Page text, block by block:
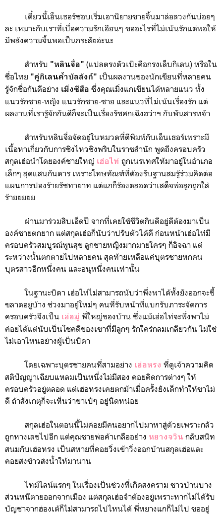
เดี๋ยวนี้เอ็นเธอร์ชอบเริ่มเอานิยายขายจิ้นมาล่อลวงกันบ่อยๆ
ละ เหมาะกับเราที่เบื่อความรักเอียนๆ ขออะไรที่ไม่เน้นรักแต่พอให้
มีพลังความจิ้นพอเป็นกระสัยอ่ะนะ
สำหรับ "หลินจื่อ" (แปลตรงตัวเป๊ะคือกรงเล็บกิเลน) หรือใน
ชื่อไทย "คู่กิเลนค้ำบัลลังก์" เป็นผลงานของนักเขียนที่หลายคน
รู้จักชื่อกันดีอย่าง เมิ่งซีสือ ซึ่งคุณเมิ่งแกเขียนได้หลายแนว ทั้ง
แนวรักชาย-หญิง แนวรักชาย-ชาย และแนวที่ไม่เน้นเรื่องรัก แต่
ผลงานที่เรารู้จักกันดีก็จะเป็นเรื่องรัชศกเฉิงฮว่าฯ กับพันสารทจ้า
สำหรับหลินจื่อจัดอยู่ในหมวดที่ตีพิมพ์กับเอ็นเธอร์เพราะมี
เนื้อหาเกี่ยวกับการชิงไหวชิงพริบในราชสำนัก พูดถึงครอบครัว
สกุลเฮ่อนำโดยองค์ชายใหญ่ เฮ่อไท่ ถูกเนรเทศให้มาอยู่ในอำเภอ
เล็กๆ สุดแสนกันดาร เพราะโทษทัณฑ์ที่ต้องรับฐานสมรู้ร่วมคิดต่อ
แผนการปองร้ายรัชทายาท แต่แกก็ร้องตลอดว่าเสด็จพ่อลูกถูกใส่
ร้ายยยยย
ผ่านมาร่วมสิบเอ็ดปี จากที่เคยใช้ชีวิตกินดีอยู่ดีต้องมาเป็น
องค์ชายตกยาก แต่สกุลเฮ่อก็นับว่าปรับตัวได้ดี ก่อนหน้าเฮ่อไท่มี
ครอบครัวสมบูรณ์พูนสุข ลูกชายหญิงมากมายใครๆ ก็อิจฉา แต่
ระหว่างนั้นตกตายไปหลายคน สุดท้ายเหลือแค่บุตรชายหกคน
บุตรสาวอีกหนึ่งคน และอนุหนึ่งคนเท่านั้น
ในฐานะบิดา เฮ่อไท่ไม่สามารถนับว่าพึ่งพาได้ทั้งยังออกจะขี้
ขลาดอยู่บ้าง ช่วงมาอยู่ใหม่ๆ คนที่รับหน้าที่แบกรับภาระจัดการ
ครอบครัวจึงเป็น เฮ่อมู่ พี่ใหญ่ของบ้าน ซึ่งแม้เฮ่อไท่จะพึ่งพาไม่
ค่อยได้แต่นับเป็นโชคดีของเขาที่มีลูกๆ รักใคร่กลมเกลียวกัน ไม่ใช่
ไม่เอาไหนอย่างผู้เป็นบิดา
โดยเฉพาะบุตรชายคนที่สามอย่าง เฮ่อหรง ที่ดูเจ้าความคิด
สติปัญญาเฉียบแหลมเป็นหนึ่งไม่มีสอง คอยคิดการต่างๆ ให้
ครอบครัวอยู่ตลอด แต่เฮ่อหรงเคยตกม้าเมื่อครั้งยังเด็กทำให้ขาไม่
ดี ถ้าสังเกตุก็จะเห็นว่าขาเป๋ๆ อยู่นิดหน่อย
สกุลเฮ่อในตอนนี้ไม่ค่อยมีคนอยากไปมาหาสู่ด้วยเพราะกลัว
ถูกหางเลขไปอีก แต่คุณชายพ่อค้าเกลืออย่าง หยางจวิน กลับสนิท
สนมกับเฮ่อหรง เป็นสหายที่คอยวิ่งเข้าวิ่งออกบ้านสกุลเฮ่อและ
คอยส่งข้าวส่งน้ำให้มานาน
ไทม์ไลน์แรกๆ ในเรื่องเป็นช่วงที่เกิดสงคราม ชาวบ้านบาง
ส่วนหนีตายออกจากเมือง แต่สกุลเฮ่อจำต้องอยู่เพราะหากไม่ได้รับ
บัญชาจากฮ่องเต้ก็ไม่สามารถไปไหนได้ พี่หยางแกก็ไม่ไป ขออยู่